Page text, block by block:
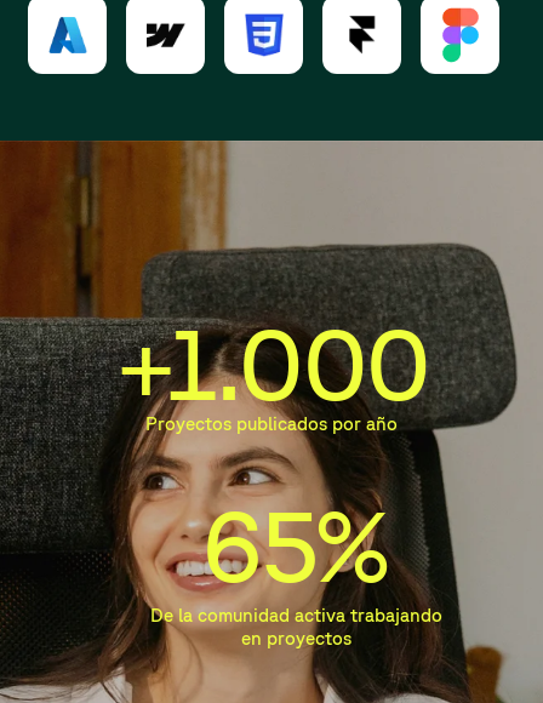
+1.000
Proyectos publicados por año
65%
De la comunidad activa trabajando
en proyectos